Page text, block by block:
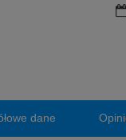
dane